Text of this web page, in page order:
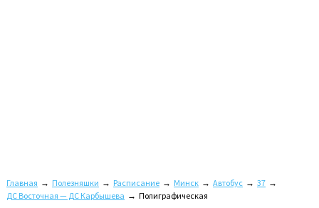
Главная → Полезняшки → Расписание → Минск → Автобус → 37 →
ДС Восточная — ДС Карбышева → Полиграфическая